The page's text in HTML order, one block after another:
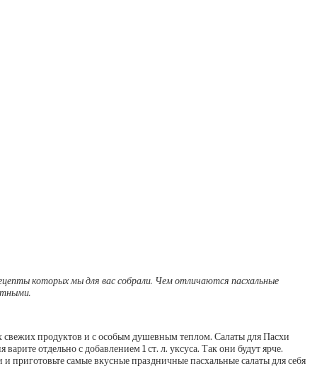
которых мы для вас собрали. Чем отличаются пасхальные
продуктов и с особым душевным теплом. Салаты для Пасхи
отдельно с добавлением 1 ст. л. уксуса. Так они будут ярче.
самые вкусные праздничные пасхальные салаты для себя